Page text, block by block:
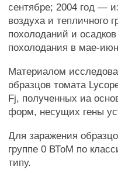
сентябре; 2004 год —
воздуха и тепличного
похолоданий и
похолодания в мае-
Материалом
образцов томата
Fj, полученных иа
форм, несущих гены
Для заражения
группе 0 ВТоМ по
типу.